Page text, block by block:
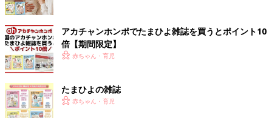
アカチャンホンポでたまひよ雑誌を買うとポイント10
倍【期間限定】
赤ちゃん・育児
たまひよの雑誌
赤ちゃん・育児